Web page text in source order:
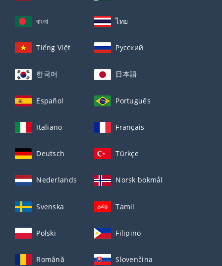
বাংলা ไทย
Tiếng Việt Русский
한국어 日本語
Español Português
Italiano Français
Deutsch Türkçe
Nederlands Norsk bokmål
Svenska Tamil
Polski Filipino
Română Slovenčina